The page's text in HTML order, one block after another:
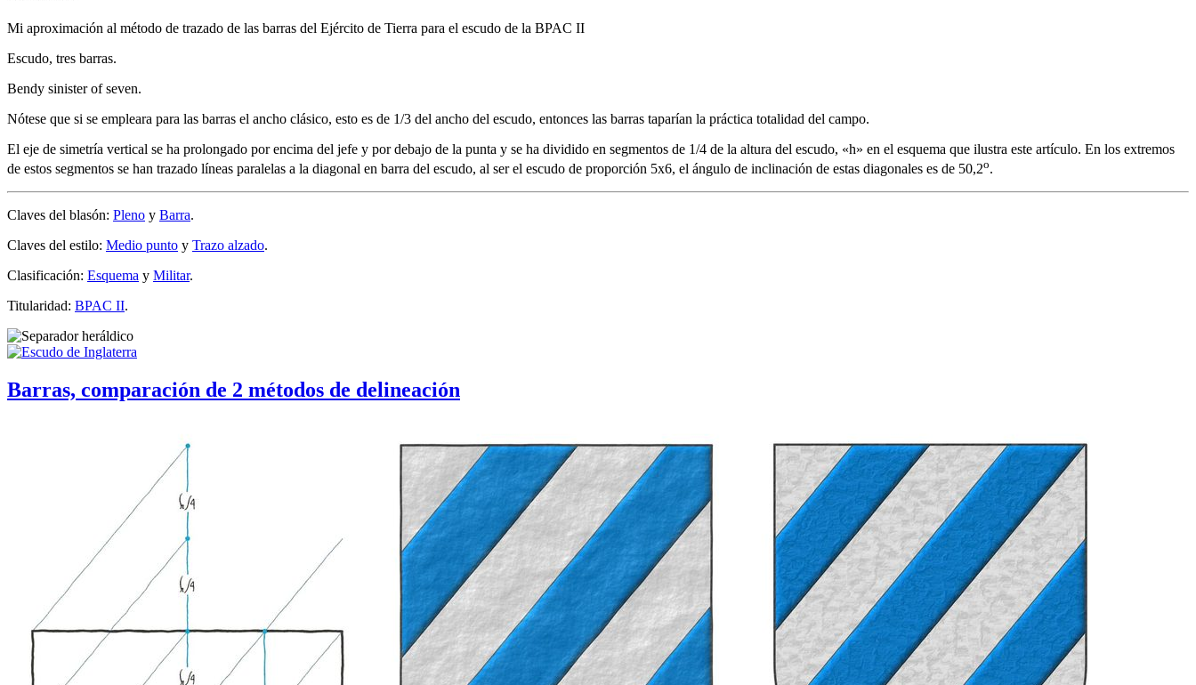
Mi aproximación al método de trazado de las barras del Ejército de Tierra para el escudo de la BPAC II
Escudo, tres barras.
Bendy sinister of seven.
Nótese que si se empleara para las barras el ancho clásico, esto es de 1/3 del ancho del escudo, entonces las barras taparían la práctica totalidad del campo.
El eje de simetría vertical se ha prolongado por encima del jefe y por debajo de la punta y se ha dividido en segmentos de 1/4 de la altura del escudo, «h» en el esquema que ilustra este artículo. En los extremos
de estos segmentos se han trazado líneas paralelas a la diagonal en barra del escudo, al ser el escudo de proporción 5x6, el ángulo de inclinación de estas diagonales es de 50,2o.
Claves del blasón: Pleno y Barra.
Claves del estilo: Medio punto y Trazo alzado.
Clasificación: Esquema y Militar.
Titularidad: BPAC II.
Barras, comparación de 2 métodos de delineación